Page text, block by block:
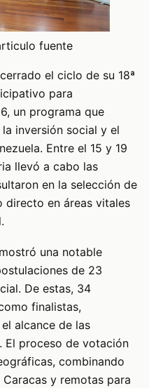
fuente
el ciclo de su 18ª
para
un programa que
inversión social y el
Entre el 15 y 19
llevó a cabo las
en la selección de
en áreas vitales
una notable
de 23
De estas, 34
finalistas,
alcance de las
El proceso de votación
combinando
y remotas para